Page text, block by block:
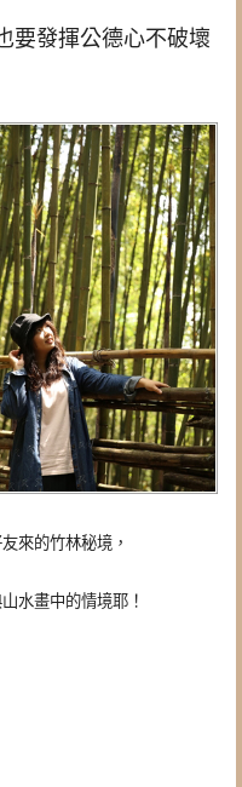
要發揮公德心不破壞
來的竹林秘境，
水畫中的情境耶！